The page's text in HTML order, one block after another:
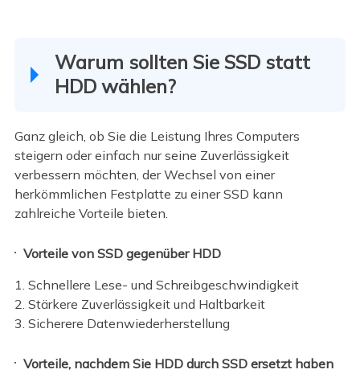
Warum sollten Sie SSD statt
HDD wählen?
Ganz gleich, ob Sie die Leistung Ihres Computers
steigern oder einfach nur seine Zuverlässigkeit
verbessern möchten, der Wechsel von einer
herkömmlichen Festplatte zu einer SSD kann
zahlreiche Vorteile bieten.
Vorteile von SSD gegenüber HDD
1. Schnellere Lese- und Schreibgeschwindigkeit
2. Stärkere Zuverlässigkeit und Haltbarkeit
3. Sicherere Datenwiederherstellung
Vorteile, nachdem Sie HDD durch SSD ersetzt haben